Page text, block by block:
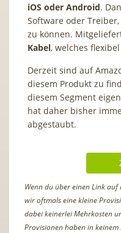
iOS oder Android.
Software oder
zu können.
Kabel, welches
Derzeit sind auf
diesem Produkt zu
diesem Segment
hat daher bisher
abgestaubt.
Wenn du über einen Link
wir oftmals eine kleine
dabei keinerlei Mehrkosten
Provisionen haben in